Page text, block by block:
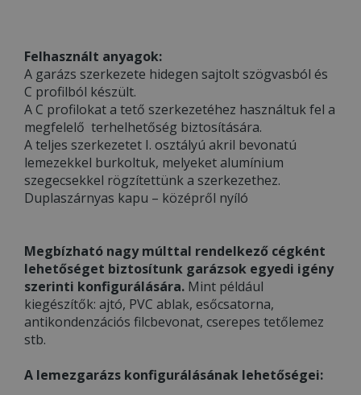
Felhasznált anyagok:
A garázs szerkezete hidegen sajtolt szögvasból és
C profilból készült.
A C profilokat a tető szerkezetéhez használtuk fel a
megfelelő terhelhetőség biztosítására.
A teljes szerkezetet I. osztályú akril bevonatú
lemezekkel burkoltuk, melyeket alumínium
szegecsekkel rögzítettünk a szerkezethez.
Duplaszárnyas kapu – középről nyíló
Megbízható nagy múlttal rendelkező cégként
lehetőséget biztosítunk garázsok egyedi igény
szerinti konfigurálására. Mint például
kiegészítők: ajtó, PVC ablak, esőcsatorna,
antikondenzációs filcbevonat, cserepes tetőlemez
stb.
A lemezgarázs konfigurálásának lehetőségei: